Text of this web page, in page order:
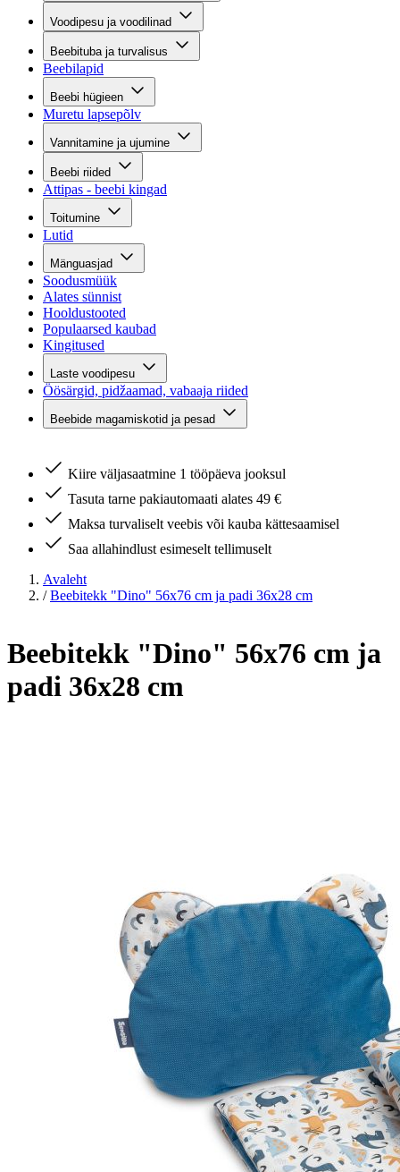
Voodipesu ja voodilinad
Beebituba ja turvalisus
Beebilapid
Beebi hügieen
Muretu lapsepõlv
Vannitamine ja ujumine
Beebi riided
Attipas - beebi kingad
Toitumine
Lutid
Mänguasjad
Soodusmüük
Alates sünnist
Hooldustooted
Populaarsed kaubad
Kingitused
Laste voodipesu
Öösärgid, pidžaamad, vabaaja riided
Beebide magamiskotid ja pesad
Kiire väljasaatmine 1 tööpäeva jooksul
Tasuta tarne pakiautomaati alates 49 €
Maksa turvaliselt veebis või kauba kättesaamisel
Saa allahindlust esimeselt tellimuselt
Avaleht
/ Beebitekk "Dino" 56x76 cm ja padi 36x28 cm
Beebitekk "Dino" 56x76 cm ja
padi 36x28 cm